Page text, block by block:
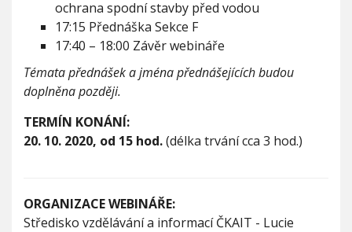
ochrana spodní stavby před vodou
17:15 Přednáška Sekce F
17:40 – 18:00 Závěr webináře
Témata přednášek a jména přednášejících budou
doplněna později.
TERMÍN KONÁNÍ:
20. 10. 2020, od 15 hod.(délka trvání cca 3 hod.)
ORGANIZACE WEBINÁŘE:
Středisko vzdělávání a informací ČKAIT - Lucie